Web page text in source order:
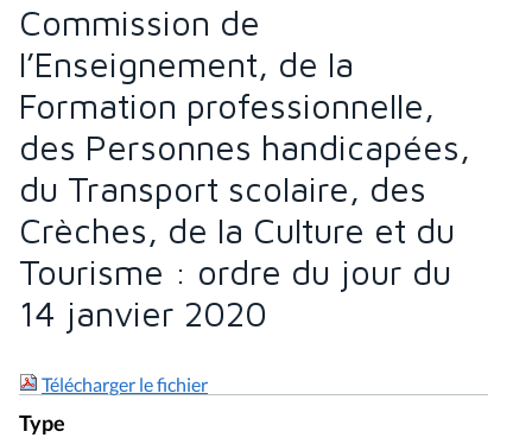
Commission de
l’Enseignement, de la
Formation professionnelle,
des Personnes handicapées,
du Transport scolaire, des
Crèches, de la Culture et du
Tourisme : ordre du jour du
14 janvier 2020
Télécharger le fichier
Type